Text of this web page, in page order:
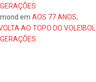
em AOS 77 ANOS,
AO TOPO DO VOLEIBOL